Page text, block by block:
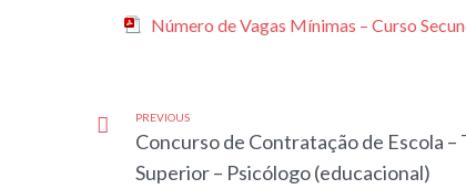
Número de Vagas Mínimas – Curso
PREVIOUS
Concurso de Contratação de Escola –
Superior – Psicólogo (educacional)